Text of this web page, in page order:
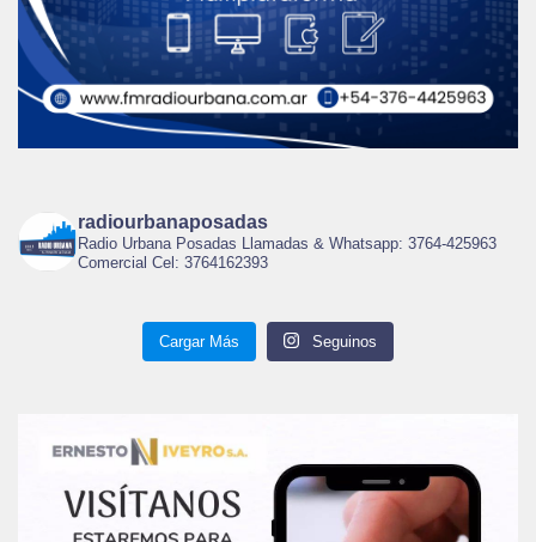
radiourbanaposadas
Radio Urbana Posadas Llamadas & Whatsapp: 3764-425963
Comercial Cel: 3764162393
Cargar Más Seguinos